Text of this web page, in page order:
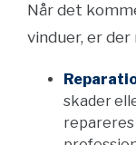
Når det
vinduer, er
skader
repareres